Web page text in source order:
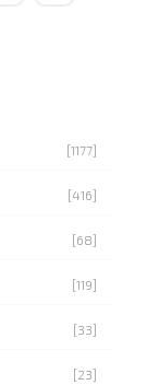
[1177]
[416]
[68]
[119]
[33]
[23]